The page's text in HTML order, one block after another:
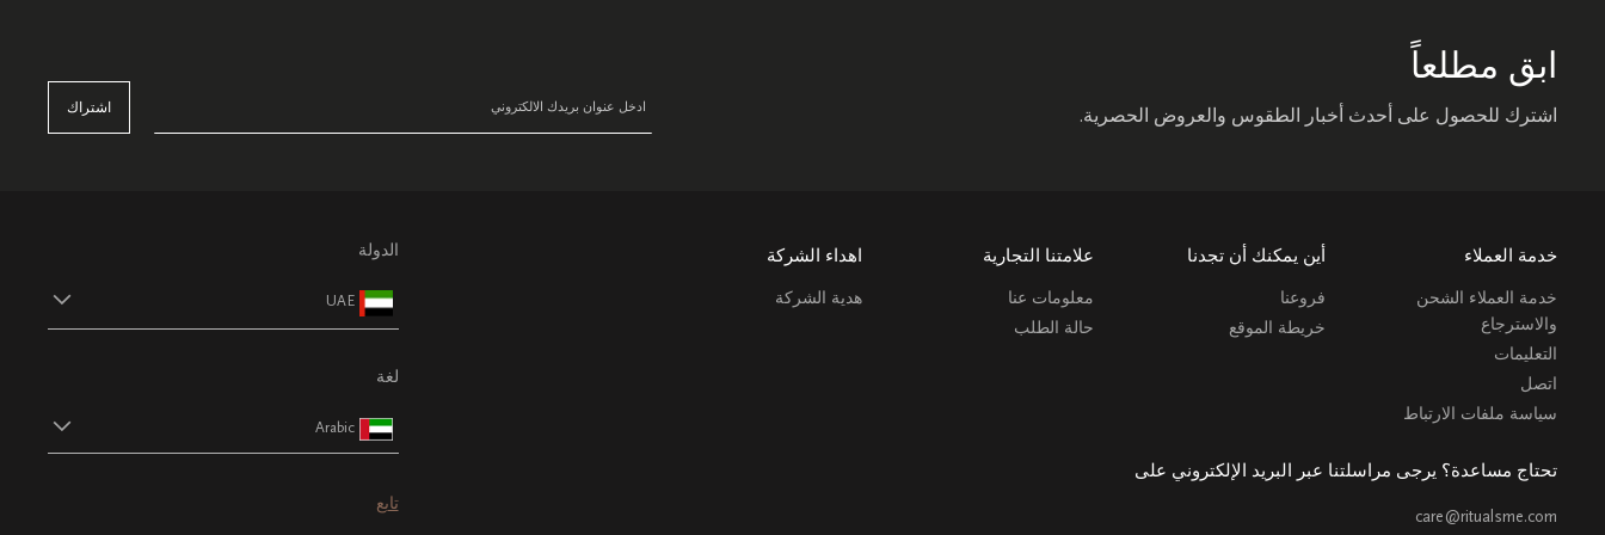
ابق مطلعاً
اشترك للحصول على أحدث أخبار الطقوس والعروض الحصرية. اشتراك
خدمة العملاء
خدمة العملاء الشحن
والاسترجاع
التعليمات
اتصل
سياسة ملفات الارتباط
أين يمكنك أن تجدنا
فروعنا
خريطة الموقع
علامتنا التجارية
معلومات عنا
حالة الطلب
اهداء الشركة
هدية الشركة
تحتاج مساعدة؟ يرجى مراسلتنا عبر البريد الإلكتروني على
care@ritualsme.com
الدولة
UAE
لغة
Arabic
تابع